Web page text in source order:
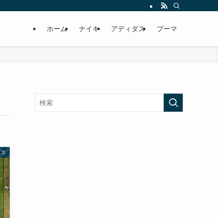
ホーム ナイキ アディダス プーマ